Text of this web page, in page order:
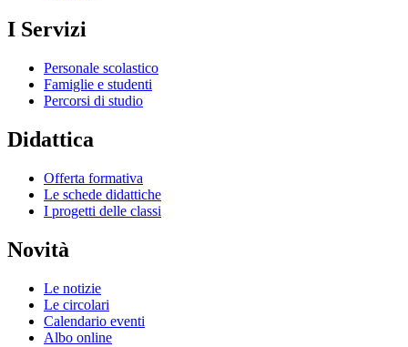
I Servizi
Personale scolastico
Famiglie e studenti
Percorsi di studio
Didattica
Offerta formativa
Le schede didattiche
I progetti delle classi
Novità
Le notizie
Le circolari
Calendario eventi
Albo online